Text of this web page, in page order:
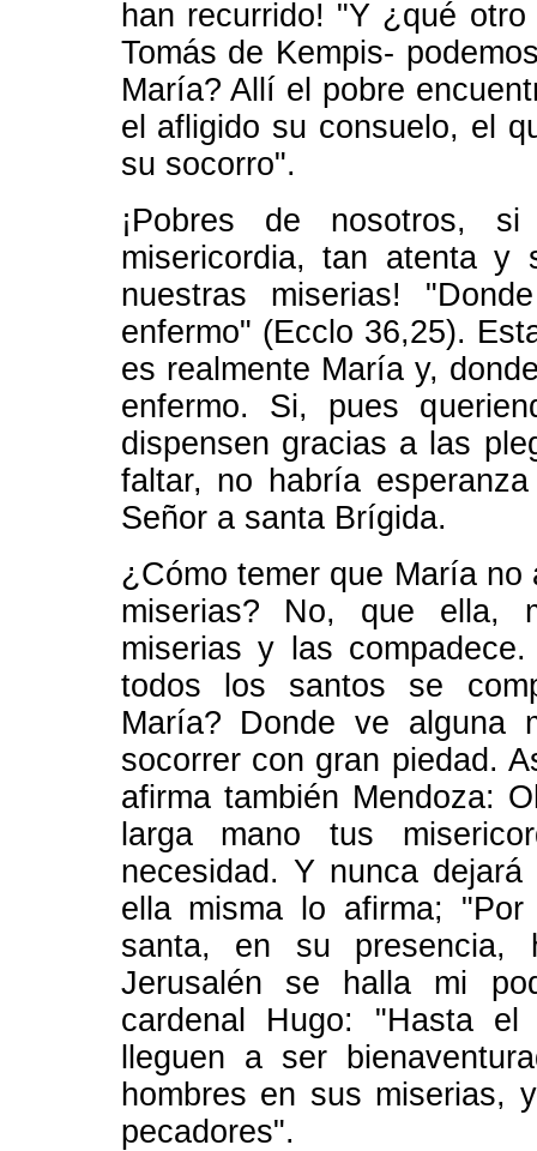
han recurrido! "Y ¿qué
Tomás de Kempis-
María? Allí el pobre
el afligido su consuelo, el
su socorro".
¡Pobres de nosotros,
misericordia, tan atenta y
nuestras miserias!
enfermo" (Ecclo 36,25).
es realmente María y,
enfermo. Si, pues
dispensen gracias a las
faltar, no habría
Señor a santa Brígida.
¿Cómo temer que María
miserias? No, que ella,
miserias y las
todos los santos se
María? Donde ve alguna
socorrer con gran piedad.
afirma también Mendoza:
larga mano tus
necesidad. Y nunca
ella misma lo afirma;
santa, en su presencia,
Jerusalén se halla mi
cardenal Hugo: "Hasta
lleguen a ser
hombres en sus miserias,
pecadores".